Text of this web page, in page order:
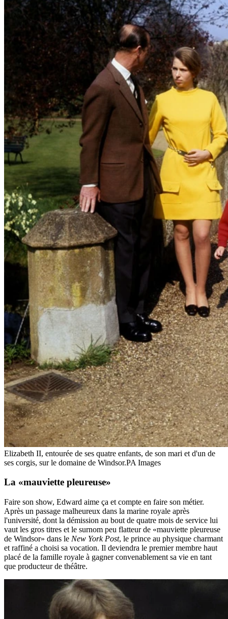
Elizabeth II, entourée de ses quatre enfants, de son mari et d'un de
ses corgis, sur le domaine de Windsor.PA Images
La «mauviette pleureuse»
Faire son show, Edward aime ça et compte en faire son métier.
Après un passage malheureux dans la marine royale après
l'université, dont la démission au bout de quatre mois de service lui
vaut les gros titres et le surnom peu flatteur de «mauviette pleureuse
de Windsor» dans le New York Post, le prince au physique charmant
et raffiné a choisi sa vocation. Il deviendra le premier membre haut
placé de la famille royale à gagner convenablement sa vie en tant
que producteur de théâtre.